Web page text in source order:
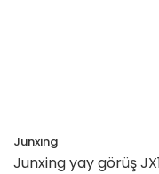
Junxing
Junxing yay görüş